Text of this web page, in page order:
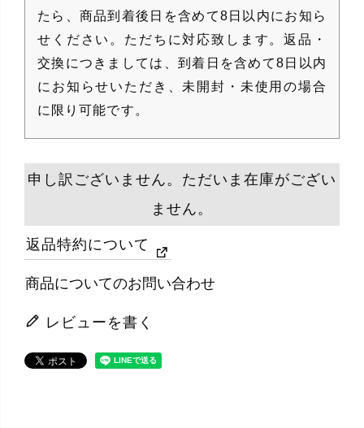
たら、商品到着後日を含めて8日以内にお知ら
せください。ただちに対応致します。返品・
交換につきましては、到着日を含めて8日以内
にお知らせいただき、未開封・未使用の場合
に限り可能です。
申し訳ございません。ただいま在庫がござい
ません。
返品特約について
商品についてのお問い合わせ
レビューを書く